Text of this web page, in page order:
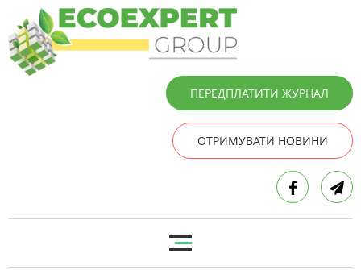
ПЕРЕДПЛАТИТИ ЖУРНАЛ
ОТРИМУВАТИ НОВИНИ